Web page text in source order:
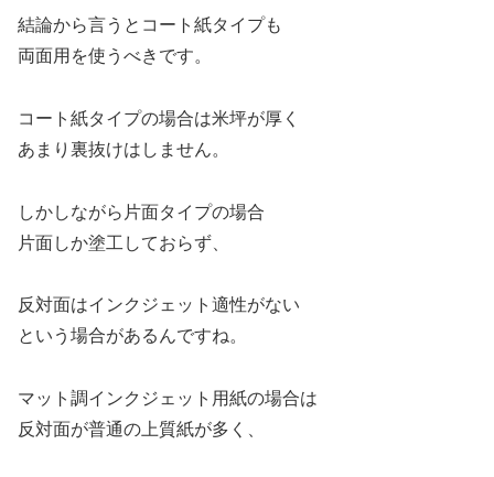
結論から言うとコート紙タイプも
両面用を使うべきです。
コート紙タイプの場合は米坪が厚く
あまり裏抜けはしません。
しかしながら片面タイプの場合
片面しか塗工しておらず、
反対面はインクジェット適性がない
という場合があるんですね。
マット調インクジェット用紙の場合は
反対面が普通の上質紙が多く、